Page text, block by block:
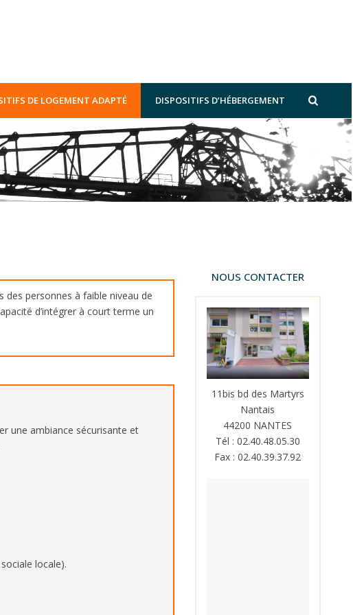
DE LOGEMENT ADAPTÉ DISPOSITIFS D’HÉBERGEMENT
des personnes à faible niveau de
d’intégrer à court terme un
une ambiance sécurisante et
locale).
NOUS CONTACTER
11bis bd des Martyrs
Nantais
44200 NANTES
Tél : 02.40.48.05.30
Fax : 02.40.39.37.92